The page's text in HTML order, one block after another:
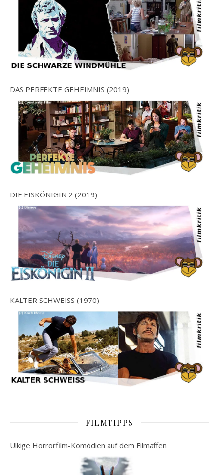
DAS PERFEKTE GEHEIMNIS (2019)
DIE EISKÖNIGIN 2 (2019)
KALTER SCHWEISS (1970)
FILMTIPPS
Ulkige Horrorfilm-Komödien auf dem Filmaffen